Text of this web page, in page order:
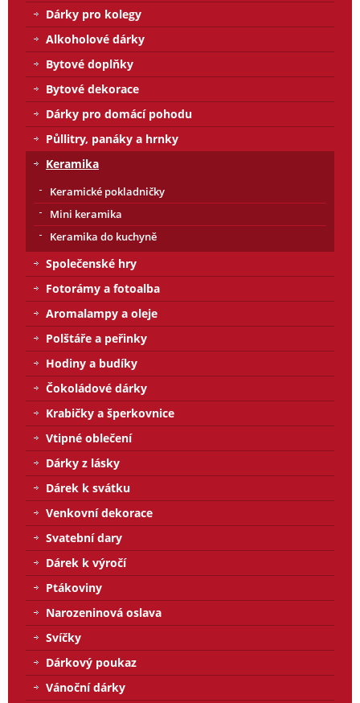
Dárky pro kolegy
Alkoholové dárky
Bytové doplňky
Bytové dekorace
Dárky pro domácí pohodu
Půllitry, panáky a hrnky
Keramika
Keramické pokladničky
Mini keramika
Keramika do kuchyně
Společenské hry
Fotorámy a fotoalba
Aromalampy a oleje
Polštáře a peřinky
Hodiny a budíky
Čokoládové dárky
Krabičky a šperkovnice
Vtipné oblečení
Dárky z lásky
Dárek k svátku
Venkovní dekorace
Svatební dary
Dárek k výročí
Ptákoviny
Narozeninová oslava
Svíčky
Dárkový poukaz
Vánoční dárky